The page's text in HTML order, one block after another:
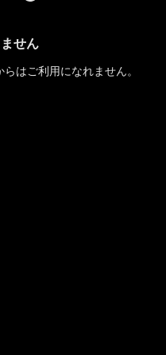
せん
はご利用になれません。